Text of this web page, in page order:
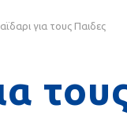
για τους Παιδες